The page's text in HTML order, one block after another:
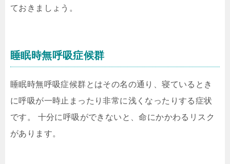
ておきましょう。
睡眠時無呼吸症候群
睡眠時無呼吸症候群とはその名の通り、寝ているとき
に呼吸が一時止まったり非常に浅くなったりする症状
です。 十分に呼吸ができないと、命にかかわるリスク
があります。